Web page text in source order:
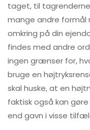
taget, til
mange andre formål
omkring på din
findes med andre
ingen grænser for,
bruge en
skal huske, at en
faktisk også kan
end gavn i visse